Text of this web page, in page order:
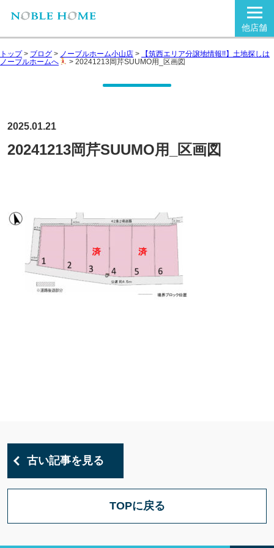
他店舗
トップ> ブログ > ノーブルホーム小山店 >
【筑西エリア分譲地情報!!】土地探しは
ノーブルホームへ
> 20241213岡芹SUUMO用_区画図
2025.01.21
20241213岡芹SUUMO用_区画図
古い記事を見る
TOPに戻る